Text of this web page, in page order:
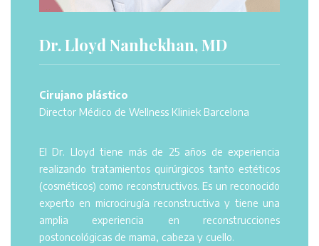
Dr. Lloyd Nanhekhan, MD
Cirujano plástico
Director Médico de Wellness Kliniek Barcelona
El Dr. Lloyd tiene más de 25 años de experiencia
realizando tratamientos quirúrgicos tanto estéticos
(cosméticos) como reconstructivos. Es un reconocido
experto en microcirugía reconstructiva y tiene una
amplia experiencia en reconstrucciones
postoncológicas de mama, cabeza y cuello.